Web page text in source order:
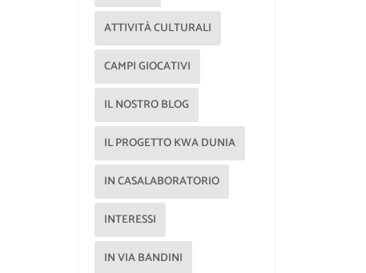
ATTIVITÀ CULTURALI
CAMPI GIOCATIVI
IL NOSTRO BLOG
IL PROGETTO KWA DUNIA
IN CASALABORATORIO
INTERESSI
IN VIA BANDINI